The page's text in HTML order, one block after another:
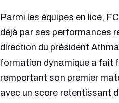
Parmi les équipes en lice,
déjà par ses performances
direction du président
formation dynamique a fait
remportant son premier
avec un score retentissant